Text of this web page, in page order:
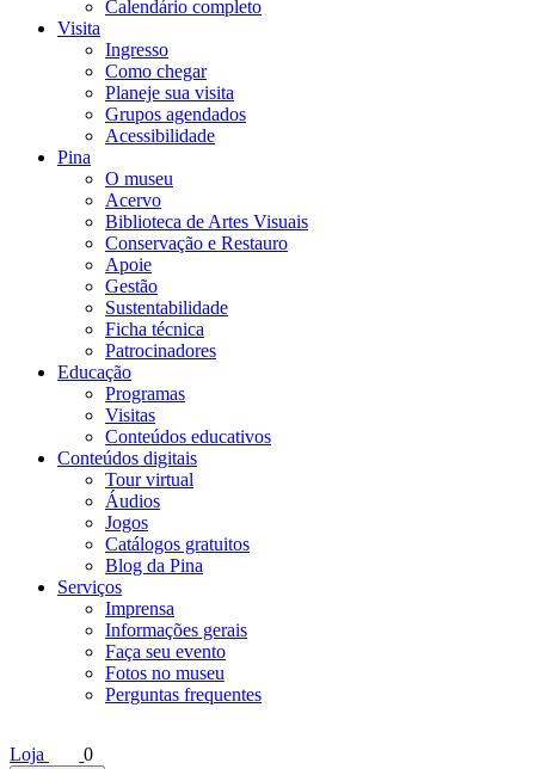
Calendário completo
Visita
Ingresso
Como chegar
Planeje sua visita
Grupos agendados
Acessibilidade
Pina
O museu
Acervo
Biblioteca de Artes Visuais
Conservação e Restauro
Apoie
Gestão
Sustentabilidade
Ficha técnica
Patrocinadores
Educação
Programas
Visitas
Conteúdos educativos​
Conteúdos digitais
Tour virtual
Áudios
Jogos
Catálogos gratuitos
Blog da Pina
Serviços
Imprensa
Informações gerais
Faça seu evento
Fotos no museu
Perguntas frequentes
Loja 0